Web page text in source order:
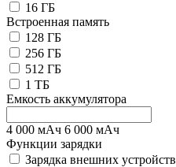
16 ГБ
Встроенная память
128 ГБ
256 ГБ
512 ГБ
1 ТБ
Емкость аккумулятора
4 000 мАч 6 000 мАч
Функции зарядки
Зарядка внешних устройств